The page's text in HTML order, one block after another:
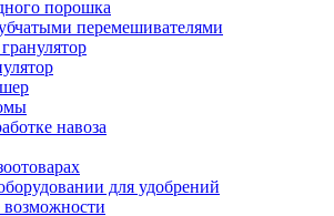
порошка
перемешивателями
навоза
для удобрений